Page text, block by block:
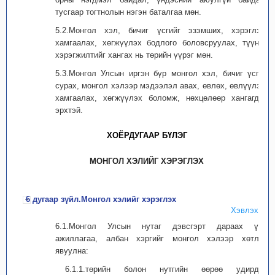
тусгаар тогтнолын нэгэн баталгаа мөн.
5.2.Монгол хэл, бичиг үсгийг эзэмших, хэрэглэх,
хамгаалах, хөгжүүлэх бодлого боловсруулах, түүний
хэрэгжилтийг хангах нь төрийн үүрэг мөн.
5.3.Монгол Улсын иргэн бүр монгол хэл, бичиг үсгээ
сурах, монгол хэлээр мэдээлэл авах, өвлөх, өвлүүлэх,
хамгаалах, хөгжүүлэх боломж, нөхцөлөөр хангагдах
эрхтэй.
ХОЁРДУГААР БҮЛЭГ
МОНГОЛ ХЭЛИЙГ ХЭРЭГЛЭХ
6 дугаар зүйл.Монгол хэлийг хэрэглэх
Хэвлэх
6.1.Монгол Улсын нутаг дэвсгэрт дараах үйл
ажиллагаа, албан хэргийг монгол хэлээр хөтлөн
явуулна:
6.1.1.төрийн болон нутгийн өөрөө удирдах